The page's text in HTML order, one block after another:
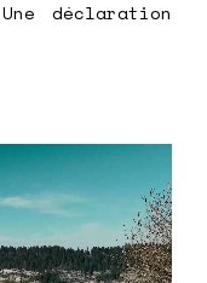
déclaration